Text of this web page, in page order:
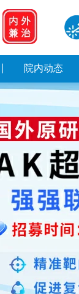
院内动态